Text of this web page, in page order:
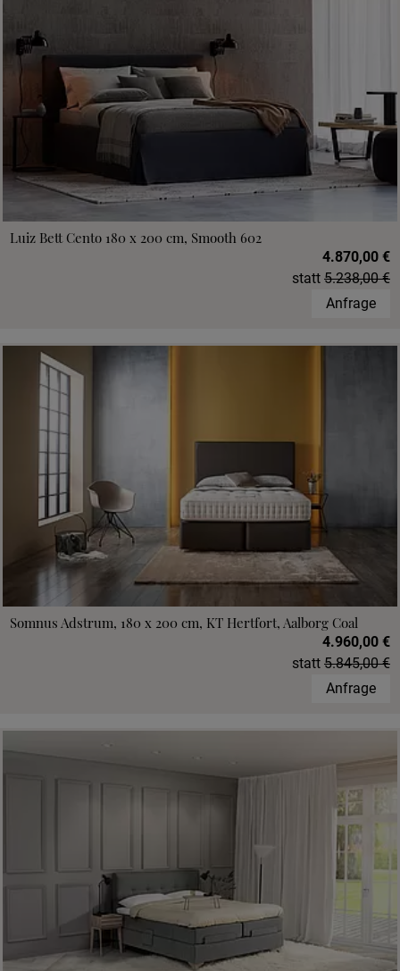
Luiz Bett Cento 180 x 200 cm, Smooth 602
4.870,00 €
statt 5.238,00 €
Anfrage
Somnus Adstrum, 180 x 200 cm, KT Hertfort, Aalborg Coal
4.960,00 €
statt 5.845,00 €
Anfrage